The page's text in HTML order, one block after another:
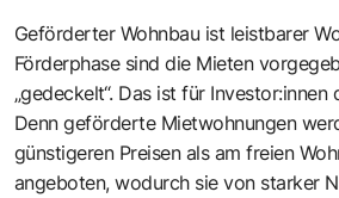
Geförderter Wohnbau ist leistbarer
Förderphase sind die Mieten
„gedeckelt“. Das ist für
Denn geförderte Mietwohnungen
günstigeren Preisen als am freien
angeboten, wodurch sie von starker